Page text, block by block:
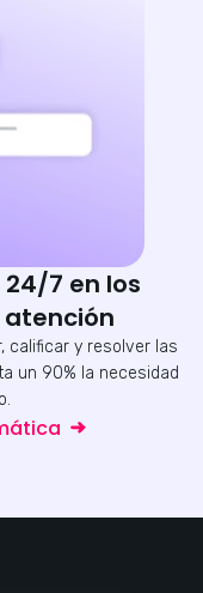
7 en los
calificar y resolver las
un 90% la necesidad